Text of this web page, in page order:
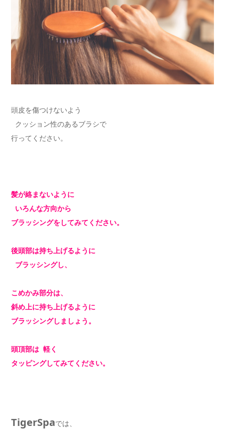
頭皮を傷つけないよう
クッション性のあるブラシで
行ってください。
髪が絡まないように
いろんな方向から
ブラッシングをしてみてください。
後頭部は持ち上げるように
ブラッシングし、
こめかみ部分は、
斜め上に持ち上げるように
ブラッシングしましょう。
頭頂部は 軽く
タッピングしてみてください。
TigerSpaでは、